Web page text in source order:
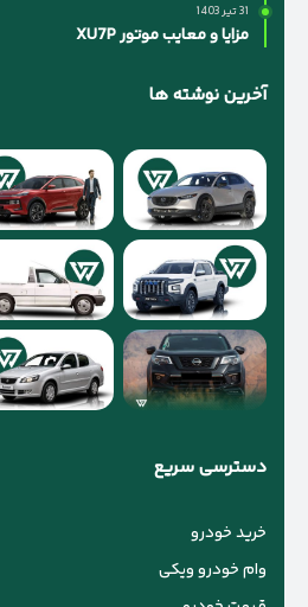
31 تیر 1403
مزایا و معایب موتور XU7P
آخرین نوشته ها
دسترسی سریع
خرید خودرو
وام خودرو ویکی